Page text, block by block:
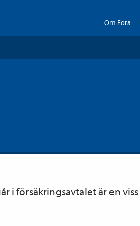
Om Fora
i försäkrings­avtalet är en